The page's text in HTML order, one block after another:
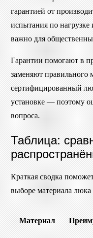
гарантией от
испытания по нагрузке
важно для
Гарантии помогают в
заменяют правильного
сертифицированный
установке — поэтому
вопроса.
Таблица:
Краткая сводка
выборе материала
Материал